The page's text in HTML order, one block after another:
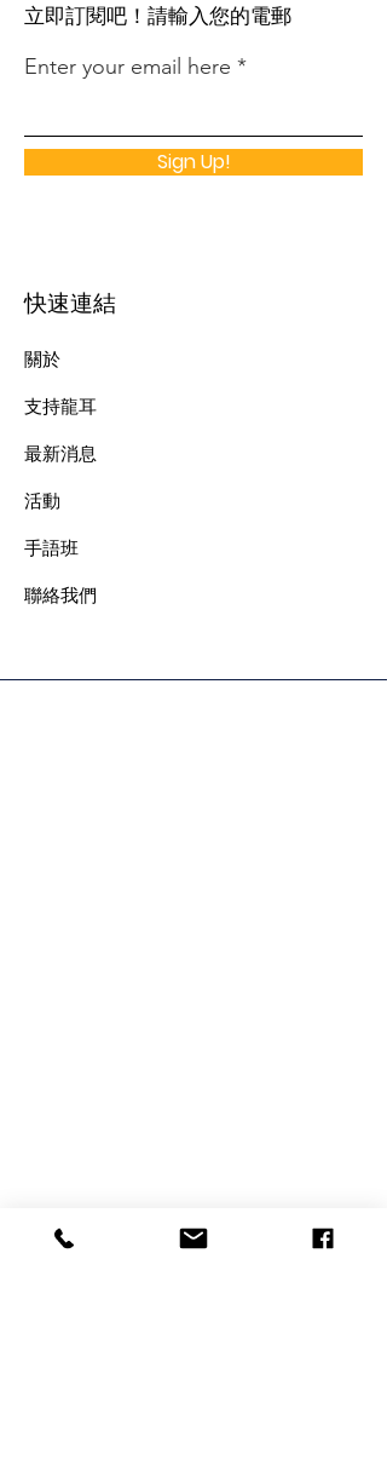
​立即訂閱吧！請輸入您的電郵
Enter your email here
Sign Up!
快速連結
關於
支持龍耳
最新消息
​活動
手語班
​聯絡我們